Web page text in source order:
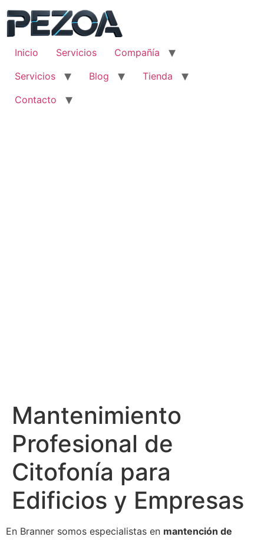
contenido
Inicio
Servicios
Compañía
Servicios
Blog
Tienda
Contacto
Mantenimiento
Profesional de
Citofonía para
Edificios y Empresas
En Branner somos especialistas en mantención de